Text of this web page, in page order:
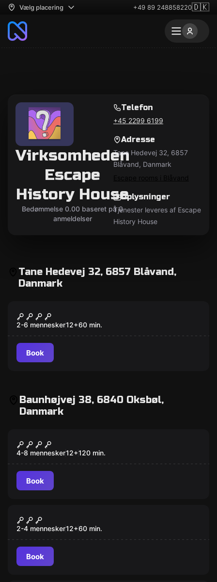
Vælg placering +49 89 248858220🇩🇰
Virksomheden
Escape
History House
Bedømmelse 0.00 baseret på 0
anmeldelser
Telefon
+45 2299 6199
Adresse
Tane Hedevej 32, 6857
Blåvand, Danmark
Escape rooms i Blåvand
Oplysninger
Tjenester leveres af Escape
History House
Tane Hedevej 32, 6857 Blåvand,
Danmark
Viking
2-6 mennesker12+60 min.
Book
Baunhøjvej 38, 6840 Oksbøl,
Danmark
Operation Hannibal
4-8 mennesker12+120 min.
Book
Ny
Illuminati-hytten
2-4 mennesker12+60 min.
Book